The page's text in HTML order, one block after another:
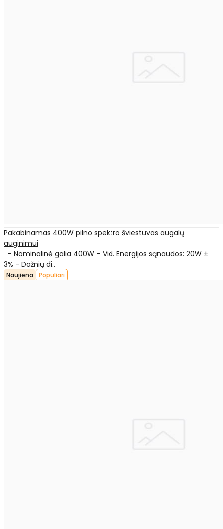
Pakabinamas 400W pilno spektro šviestuvas augalų
auginimui
- Nominalinė galia 400W – Vid. Energijos sąnaudos: 20W ±
3% - Dažnių di..
Naujiena Populiari